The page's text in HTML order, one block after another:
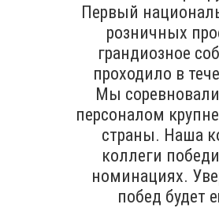
Первый
розничных
грандиозное
проходило в
Мы
персоналом
страны. Наша
коллеги
номинациях.
побед будет